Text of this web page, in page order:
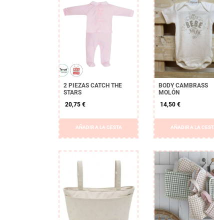
APLICAR
2 PIEZAS CATCH THE
STARS
20,75 €
AÑADIR A LA CESTA
BODY CAMBRASS
MOLÓN
14,50 €
AÑADIR A LA